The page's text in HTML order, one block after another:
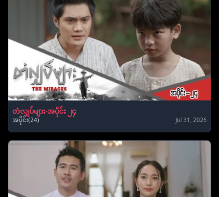
တံလျှပ်များ-အပိုင်း ၂၄
အပိုင်း(24) Jul 31, 2026